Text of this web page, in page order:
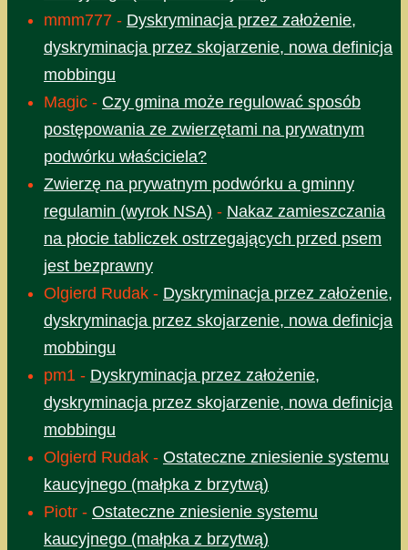
mmm777 - Dyskryminacja przez założenie,
dyskryminacja przez skojarzenie, nowa definicja
mobbingu
Magic - Czy gmina może regulować sposób
postępowania ze zwierzętami na prywatnym
podwórku właściciela?
Zwierzę na prywatnym podwórku a gminny
regulamin (wyrok NSA) - Nakaz zamieszczania
na płocie tabliczek ostrzegających przed psem
jest bezprawny
Olgierd Rudak - Dyskryminacja przez założenie,
dyskryminacja przez skojarzenie, nowa definicja
mobbingu
pm1 - Dyskryminacja przez założenie,
dyskryminacja przez skojarzenie, nowa definicja
mobbingu
Olgierd Rudak - Ostateczne zniesienie systemu
kaucyjnego (małpka z brzytwą)
Piotr - Ostateczne zniesienie systemu
kaucyjnego (małpka z brzytwą)